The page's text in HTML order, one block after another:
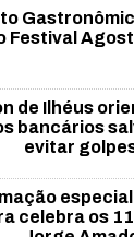
Festival
de Ilhéus
bancários
evitar
especial
celebra os